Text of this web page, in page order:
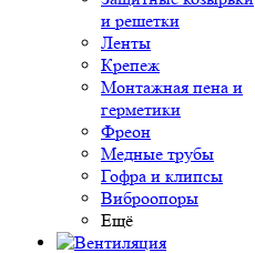
и решетки
Ленты
Крепеж
Монтажная пена и
герметики
Фреон
Медные трубы
Гофра и клипсы
Виброопоры
Ещё